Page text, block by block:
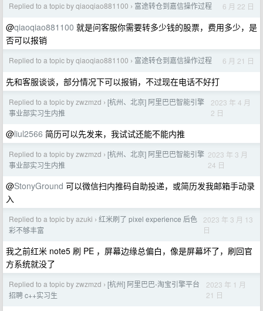
Replied to a topic by qiaoqiao881100 › 富途转仓到嘉信操作过程 6 月 22 日
@qiaoqiao881100 就是问客服你需要转多少钱的股票，费用多少，是
否可以报销
Replied to a topic by qiaoqiao881100 › 富途转仓到嘉信操作过程 6 月 21 日
先和客服谈谈，部分情况下可以报销，不过现在电话不好打
Replied to a topic by zwzmzd › [杭州、北京] 阿里巴巴智能引擎
事业部实习生内推
2023 年 4 月
2 日
@liul2566 简历可以先发来，我试试还能不能内推
Replied to a topic by zwzmzd › [杭州、北京] 阿里巴巴智能引擎
事业部实习生内推
2023 年 3 月
24 日
@StonyGround 可以微信扫内推码自助投递，或简历发我邮箱手动录
入
Replied to a topic by azuki › 红米刷了 pixel experience 后色
彩不够丰富
2023 年 3 月 13
日
我之前红米 note5 刷 PE ，屏幕边缘总偏白，像是屏幕坏了，刷回官
方系统就没了
Replied to a topic by zwzmzd › [杭州] 阿里巴巴-淘宝引擎平台
招聘 c++实习生
2023 年 1 月
21 日